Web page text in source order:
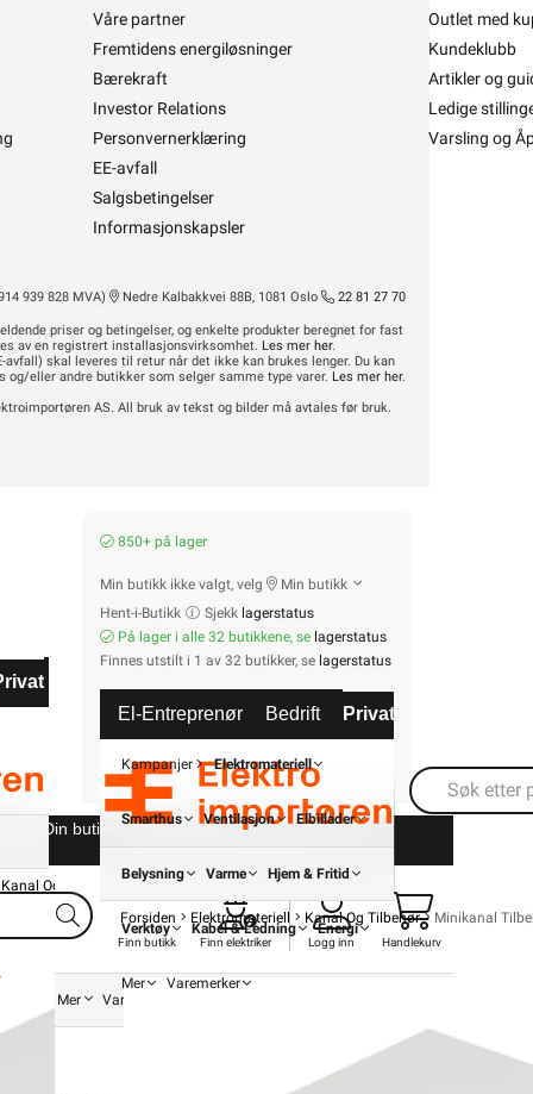
å kunne inngå i et fast elektrisk anlegg
kan kun
i faste teleinstallasjoner, og elektrisk materiell
finner ekstern lenke til dsb (Direktoratet for
anlegget?”
dette gratis i en av våre varehus og/eller
Kjøkken
Startpakke/Pakkeløsning
Våre partner
Fremtidens energiløsninger
Bærekraft
Investor Relations
Personvernerklæring
EE-avfall
Salgsbetingelser
Informasjonskapsler
Outlet med
Kundeklubb
Artikler og
Ledige
Varsling og
939 828 MVA) Nedre Kalbakkvei 88B, 1081 Oslo 22 81 27 70
priser og betingelser, og enkelte produkter beregnet for fast
av en registrert installasjonsvirksomhet. Les mer her.
skal leveres til retur når det ikke kan brukes lenger. Du kan
og/eller andre butikker som selger samme type varer. Les mer her.
AS. All bruk av tekst og bilder må avtales før bruk.
Kanal Og Tilbehør Minikanal Tilbehør
OBO
850+ på lager
Min butikk ikke valgt, velg
Min butikk
Hent-i-Butikk
Sjekk lagerstatus
På lager i alle 32 butikkene, se lagerstatus
Finnes utstilt i 1 av 32 butikker, se lagerstatus
El-Entreprenør Bedrift Privat
Kampanjer Elektromateriell
Smarthus Ventilasjon Elbillader
Belysning Varme Hjem & Fritid
Verktøy Kabel & Ledning Energi
Mer Varemerker
Forsiden Elektromateriell Kanal Og Tilbehør Minikanal
Din butikk
Kontakt
Finn butikk Finn elektriker Logg inn Handlekurv
Mer Varemerker